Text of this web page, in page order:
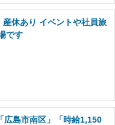
休あり イベントや社員旅
です
広島市南区」「時給1,150